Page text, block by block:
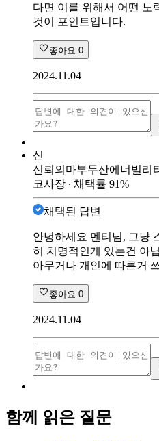
다면 이를 위해서 어떤 노
것이 포인트입니다.
좋아요 0
2024.11.04
신
신뢰의마부두산에너빌리
코사장 ∙ 채택률 91%
채택된 답변
안녕하세요 멘티님, 그냥
히 치명적인게 있는건 아
아무거나 개인에 따른거
좋아요 0
2024.11.04
함께 읽은 질문